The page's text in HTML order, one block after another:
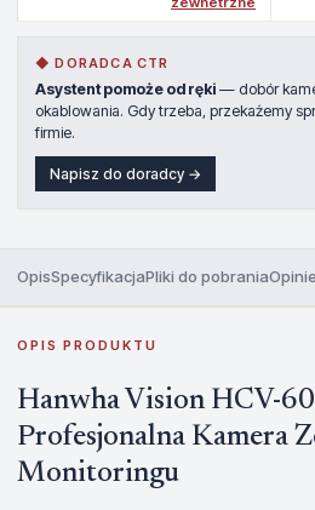
◆ DORADCA CTR
Asystent pomoże od ręki — dobór
okablowania. Gdy trzeba, przekażemy
firmie.
Napisz do doradcy →
OpisSpecyfikacjaPliki do pobraniaOpinie
OPIS PRODUKTU
Hanwha Vision HCV-
Profesjonalna Kamera
Monitoringu